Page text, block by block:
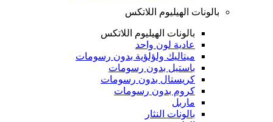
بالونات الهيليوم اللاتكس
بالونات الهيليوم اللاتكس
عادية لون واحد
ميتاليك ولؤلؤية بدون رسومات
باستيل بدون رسومات
كريستال بدون رسومات
كروم بدون رسومات
ماربل
بالونات النثار